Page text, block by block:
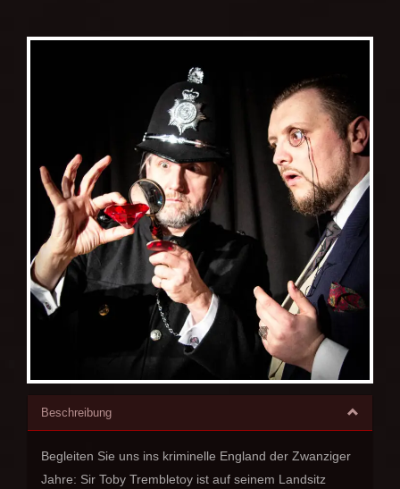
Beschreibung
Begleiten Sie uns ins kriminelle England der Zwanziger
Jahre: Sir Toby Trembletoy ist auf seinem Landsitz